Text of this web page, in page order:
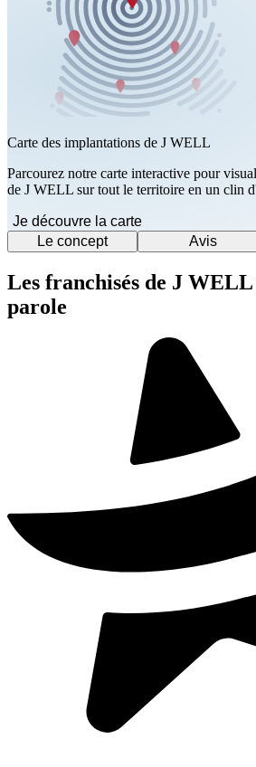
Carte des implantations de J WELL
Parcourez notre carte interactive pour
de J WELL sur tout le territoire en un clin
Je découvre la carte
Le concept
Avis
Les franchisés de J
parole